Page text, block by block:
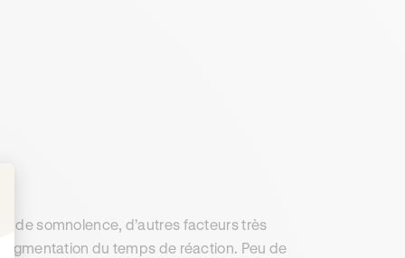
de somnolence, d’autres facteurs très
du temps de réaction. Peu de
Personnalisez vos Options